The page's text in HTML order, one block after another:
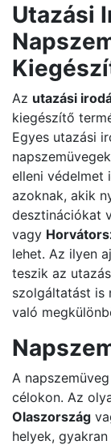
Utazási
Az utazási
kiegészítő
Egyes utazási
elleni védelmet
azoknak, akik
desztinációkat
vagy
lehet. Az ilyen
teszik az
szolgáltatást is
való
A
célokon. Az
Olaszország
helyek,